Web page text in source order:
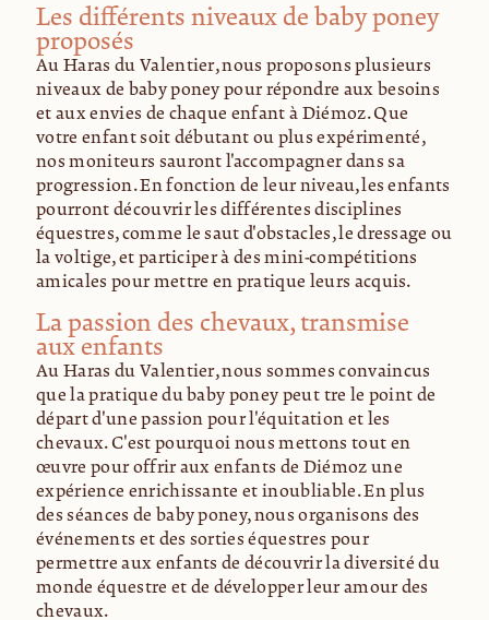
Les différents niveaux de baby poney
proposés
Au Haras du Valentier, nous proposons plusieurs
niveaux de baby poney pour répondre aux besoins
et aux envies de chaque enfant à Diémoz. Que
votre enfant soit débutant ou plus expérimenté,
nos moniteurs sauront l'accompagner dans sa
progression. En fonction de leur niveau, les enfants
pourront découvrir les différentes disciplines
équestres, comme le saut d'obstacles, le dressage ou
la voltige, et participer à des mini-compétitions
amicales pour mettre en pratique leurs acquis.
La passion des chevaux, transmise
aux enfants
Au Haras du Valentier, nous sommes convaincus
que la pratique du baby poney peut être le point de
départ d'une passion pour l'équitation et les
chevaux. C'est pourquoi nous mettons tout en
œuvre pour offrir aux enfants de Diémoz une
expérience enrichissante et inoubliable. En plus
des séances de baby poney, nous organisons des
événements et des sorties équestres pour
permettre aux enfants de découvrir la diversité du
monde équestre et de développer leur amour des
chevaux.